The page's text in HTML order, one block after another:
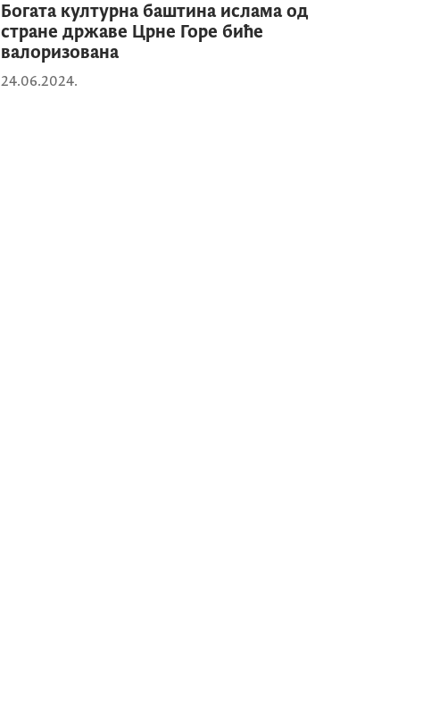
Богата културна баштина ислама од
стране државе Црне Горе биће
валоризована
24.06.2024.